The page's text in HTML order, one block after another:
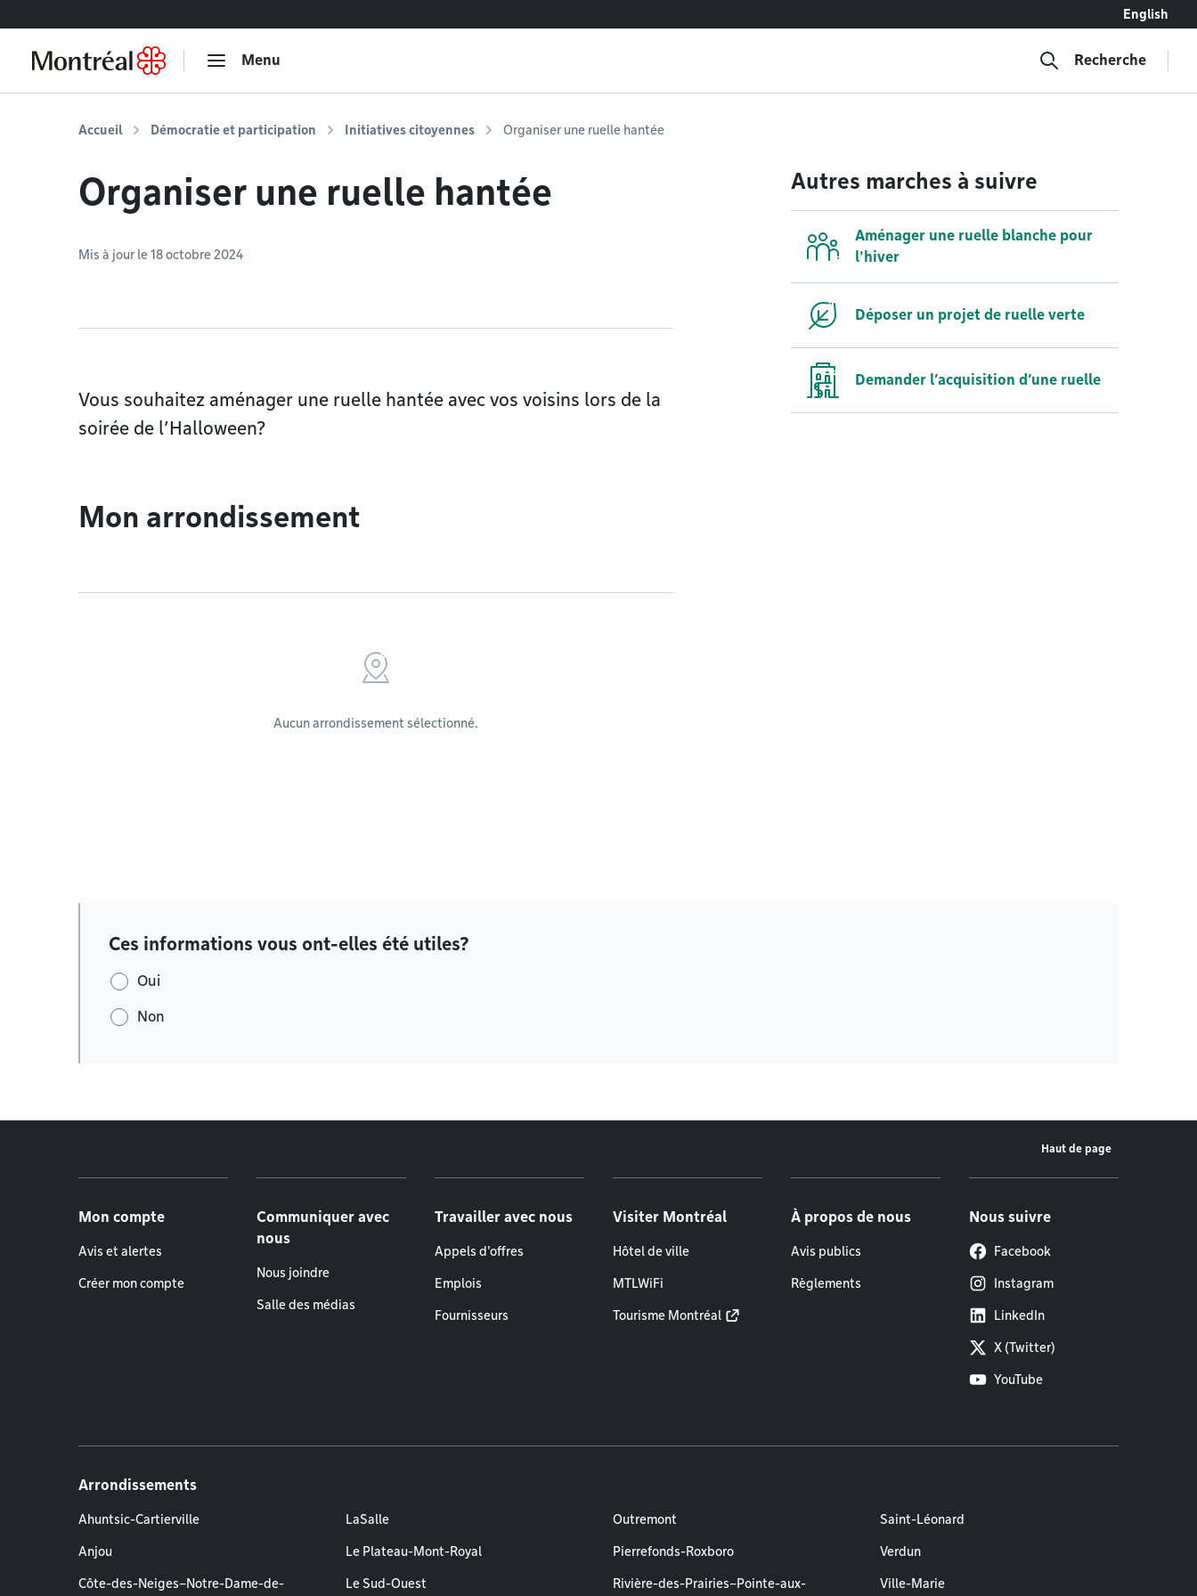
English
Menu Recherche
Accueil Démocratie et participation Initiatives citoyennes Organiser une ruelle hantée
Organiser une ruelle hantée
Mis à jour le 18 octobre 2024
Vous souhaitez aménager une ruelle hantée avec vos voisins lors de la
soirée de l’Halloween?
Mon arrondissement
Aucun arrondissement sélectionné.
Autres marches à suivre
Aménager une ruelle blanche pour
l'hiver
Déposer un projet de ruelle verte
Demander l’acquisition d’une ruelle
Ces informations vous ont-elles été utiles?
Oui
Non
Haut de page
Mon compte
Avis et alertes
Créer mon compte
Communiquer avec
nous
Nous joindre
Salle des médias
Travailler avec nous
Appels d'offres
Emplois
Fournisseurs
Visiter Montréal
Hôtel de ville
MTLWiFi
Tourisme Montréal
À propos de nous
Avis publics
Règlements
Nous suivre
Facebook
Instagram
LinkedIn
X (Twitter)
YouTube
Arrondissements
Ahuntsic-Cartierville
Anjou
Côte-des-Neiges–Notre-Dame-de-
LaSalle
Le Plateau-Mont-Royal
Le Sud-Ouest
Outremont
Pierrefonds-Roxboro
Rivière-des-Prairies–Pointe-aux-
Saint-Léonard
Verdun
Ville-Marie